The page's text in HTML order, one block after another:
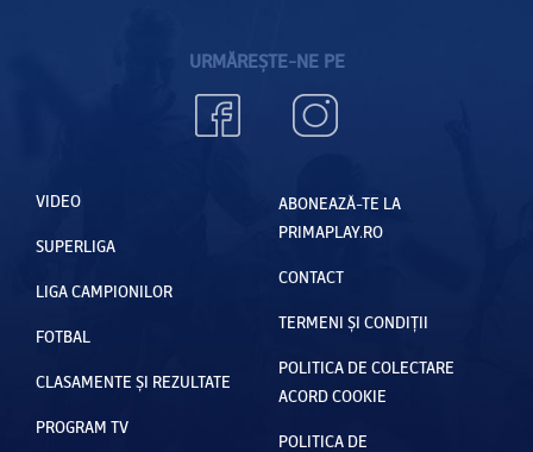
URMĂREȘTE-NE PE
VIDEO
SUPERLIGA
LIGA CAMPIONILOR
FOTBAL
CLASAMENTE ȘI REZULTATE
PROGRAM TV
ABONEAZĂ-TE LA
PRIMAPLAY.RO
CONTACT
TERMENI ȘI CONDIȚII
POLITICA DE COLECTARE
ACORD COOKIE
POLITICA DE